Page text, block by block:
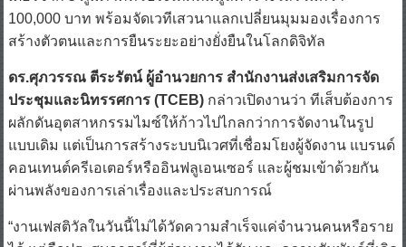
สร้างตัวตนและการยืนระยะอย่างยั่งยืนในโลกดิจิทัล
ประชุมและนิทรรศการ (TCEB)กล่าวเปิดงานว่า ทีเส็บต้องการ
ผลักดันอุตสาหกรรมไมซ์ให้ก้าวไปไกลกว่าการจัดงานในรูป
แบบเดิม แต่เป็นการสร้างระบบนิเวศที่เชื่อมโยงผู้จัดงาน แบรนด์
คอนเทนต์ครีเอเตอร์หรืออินฟลูเอนเซอร์ และผู้ชมเข้าด้วยกัน
ผ่านพลังของการเล่าเรื่องและประสบการณ์
ได้ แต่คือประสบการณ์ที่ผู้ร่วมงานได้รับ และความสัมพันธ์ที่เกิด